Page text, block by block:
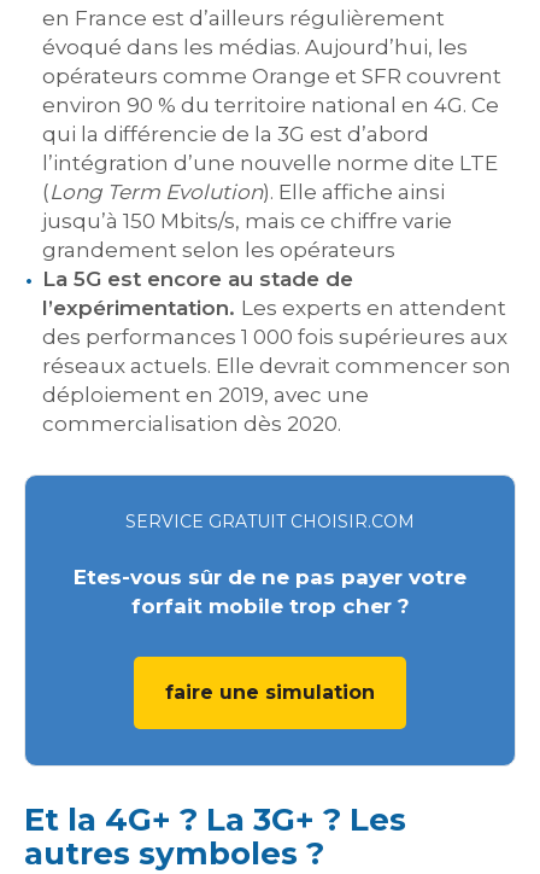
en France est d’ailleurs régulièrement
évoqué dans les médias. Aujourd’hui, les
opérateurs comme Orange et SFR couvrent
environ 90 % du territoire national en 4G. Ce
qui la différencie de la 3G est d’abord
l’intégration d’une nouvelle norme dite LTE
(Long Term Evolution). Elle affiche ainsi
jusqu’à 150 Mbits/s, mais ce chiffre varie
grandement selon les opérateurs
La 5G est encore au stade de
l’expérimentation. Les experts en attendent
des performances 1 000 fois supérieures aux
réseaux actuels. Elle devrait commencer son
déploiement en 2019, avec une
commercialisation dès 2020.
SERVICE GRATUIT CHOISIR.COM
Etes-vous sûr de ne pas payer votre
forfait mobile trop cher ?
faire une simulation
Et la 4G+ ? La 3G+ ? Les
autres symboles ?